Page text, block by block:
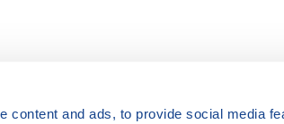
content and ads, to provide social media